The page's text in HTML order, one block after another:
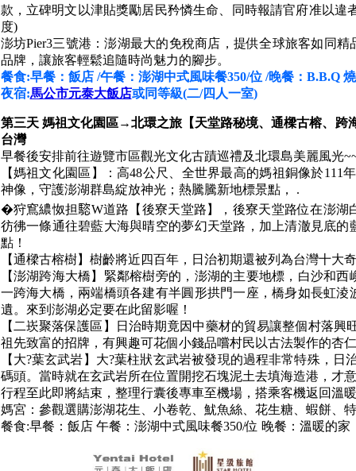
款，立碑明文以津貼獎勵居民矜憐生命、同時報請官府准以
度)
澎坊Pier3三號港：澎湖最大的免稅商店，提供全球旅客如同
品牌，讓旅客輕鬆追隨時尚魅力的腳步。
餐食:早餐：飯店 /午餐：澎湖中式風味餐350/位 /晚餐：B.B.Q
夜宿:馬公市元泰大飯店或同等級(二/四人一室)
第三天 媽祖文化園區→北環之旅【天堂路秘境、通樑古榕、
台灣
早餐後安排前往遊覽市區觀光文化古蹟巡禮及北環島美麗風光
【媽祖文化園區】：高48公尺、全世界最高的媽祖銅像於
神像，守護澎湖群島綻放神光；熱騰騰新地標景點， .
�狩窵繷怓担𩥝W道路【後寮天堂路】，後寮天堂路位在澎
彷彿一條通往碧藍大海與晴空的夢幻天堂路，加上清澈見底
點！
【通樑古榕樹】樹齡將近四百年，日治初期還被列為台灣十大
【澎湖跨海大橋】緊鄰榕樹旁的，澎湖的主要地標，白沙和
一跨海大橋，兩端橋頭各建有半圓形拱門一座，橋身如長虹
遺。來到澎湖必定要在此留影喔！
【二崁聚落保護區】日治時期竟因中藥材的貿易讓整個村落
祖先致富的招牌，有興趣可花個小錢品嚐村民以古法製作的杏
【大?葉玄武岩】大?葉柱狀玄武岩被發現的過程非常特殊，
碼頭。當時就在玄武岩所在位置開挖石塊泥土去填海造港，才
行程至此即將結束，整理行囊後專車至機場，搭乘客機返回溫
媽宮：參觀選購澎湖花生、小卷乾、魷魚絲、花生糖、蝦餅、
餐食:早餐：飯店 午餐：澎湖中式風味餐350/位 晚餐：溫暖的家